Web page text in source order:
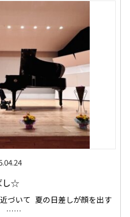
し☆
づいて 夏の日差しが顔を出す
……